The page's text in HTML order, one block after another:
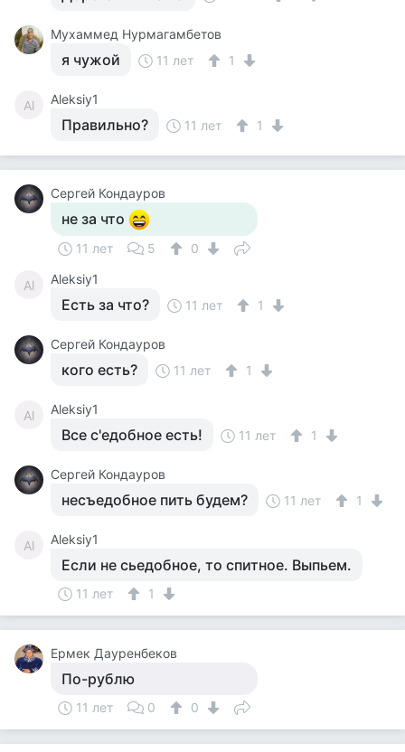
Мухаммед Нурмагамбетов
я чужой 11 лет 1
Al Aleksiy1
Правильно? 11 лет 1
Сергей Кондауров
не за что
11 лет 5 0
Al Aleksiy1
Есть за что? 11 лет 1
Сергей Кондауров
кого есть? 11 лет 1
Al Aleksiy1
Все с'едобное есть! 11 лет 1
Сергей Кондауров
несъедобное пить будем? 11 лет 1
Al Aleksiy1
Если не сьедобное, то спитное. Выпьем.
11 лет 1
Ермек Дауренбеков
По-рублю
11 лет 0 0